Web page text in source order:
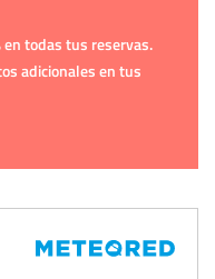
en todas tus reservas.
adicionales en tus